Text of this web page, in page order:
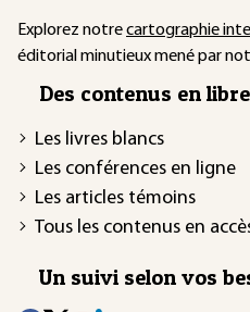
Explorez notrecartographie
éditorial minutieux mené par
Des contenus en
Les livres blancs
Les conférences en ligne
Les articles témoins
Tous les contenus en
Un suivi selon vos